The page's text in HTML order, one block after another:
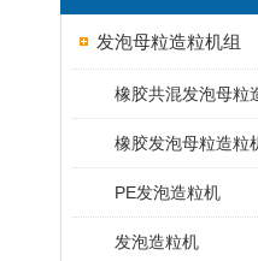
发泡母粒造粒机组
橡胶共混发泡母粒
橡胶发泡母粒造粒
PE发泡造粒机
发泡造粒机